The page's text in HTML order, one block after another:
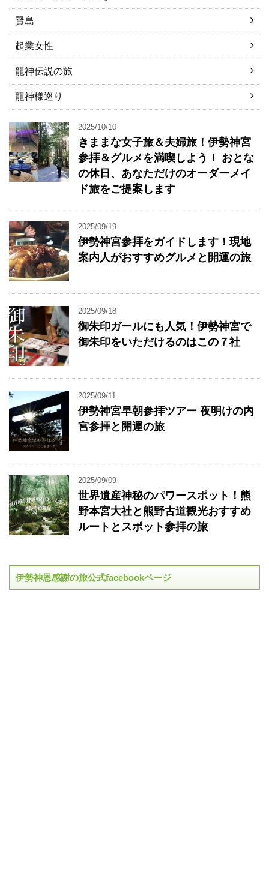
賢島
起業女性
龍神伝説の旅
龍神様巡り
2025/10/10
きままな女子旅＆夫婦旅！伊勢神宮
参拝＆グルメを満喫しよう！ おとな
の休日、あなただけのオーダーメイ
ド旅をご提案します
2025/09/19
伊勢神宮参拝をガイドします！現地
案内人がおすすめグルメと開運の旅
2025/09/18
御朱印ガールにも人気！伊勢神宮で
御朱印をいただけるのはこの７社
2025/09/11
伊勢神宮早朝参拝ツアー 夜明けの内
宮参拝と開運の旅
2025/09/09
世界遺産神秘のパワースポット！熊
野本宮大社と熊野古道観光おすすめ
ルートとスポット参拝の旅
伊勢神恩感謝の旅公式facebookページ